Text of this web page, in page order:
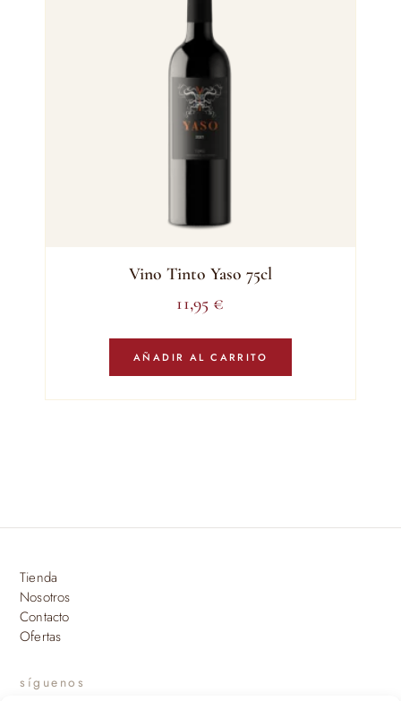
Vino Tinto Yaso 75cl
11,95 €
AÑADIR AL CARRITO
Tienda
Nosotros
Contacto
Ofertas
síguenos